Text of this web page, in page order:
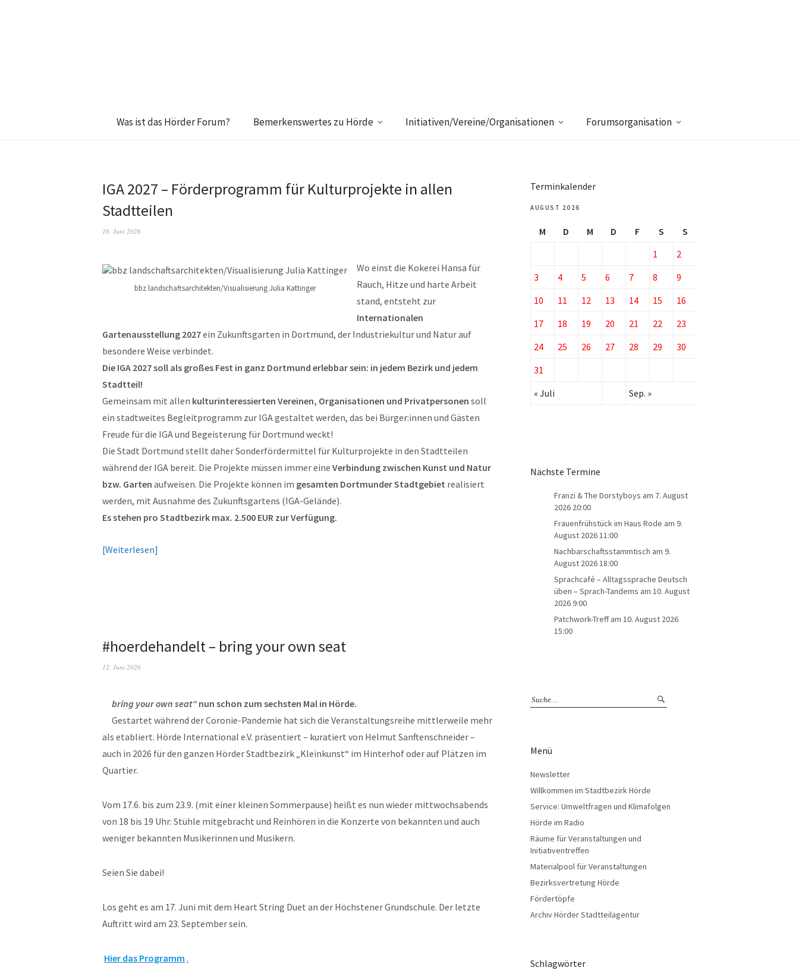
Was ist das Hörder Forum? Bemerkenswertes zu Hörde Initiativen/Vereine/Organisationen Forumsorganisation
IGA 2027 – Förderprogramm für Kulturprojekte in allen
Stadtteilen
16. Juni 2026
bbz landschaftsarchitekten/Visualisierung Julia Kattinger
Wo einst die Kokerei Hansa für
Rauch, Hitze und harte Arbeit
stand, entsteht zur
Internationalen
Gartenausstellung 2027ein Zukunftsgarten in Dortmund, der Industriekultur und Natur auf
besondere Weise verbindet.
Die IGA 2027 soll als großes Fest in ganz Dortmund erlebbar sein: in jedem Bezirk und jedem
Stadtteil!
Gemeinsam mit allen kulturinteressierten Vereinen, Organisationen und Privatpersonen soll
ein stadtweites Begleitprogramm zur IGA gestaltet werden, das bei Bürger:innen und Gästen
Freude für die IGA und Begeisterung für Dortmund weckt!
Die Stadt Dortmund stellt daher Sonderfördermittel für Kulturprojekte in den Stadtteilen
während der IGA bereit. Die Projekte müssen immer eine Verbindung zwischen Kunst und Natur
bzw. Garten aufweisen. Die Projekte können im gesamten Dortmunder Stadtgebiet realisiert
werden, mit Ausnahme des Zukunftsgartens (IGA-Gelände).
Es stehen pro Stadtbezirk max. 2.500 EUR zur Verfügung.
Weiterlesen
#hoerdehandelt – bring your own seat
12. Juni 2026
bring your own seat“nun schon zum sechsten Mal in Hörde.
Gestartet während der Coronie-Pandemie hat sich die Veranstaltungsreihe mittlerweile mehr
als etabliert. Hörde International e.V. präsentiert – kuratiert von Helmut Sanftenschneider –
auch in 2026 für den ganzen Hörder Stadtbezirk „Kleinkunst“ im Hinterhof oder auf Plätzen im
Quartier.
Vom 17.6. bis zum 23.9. (mit einer kleinen Sommerpause) heißt es nun wieder mittwochsabends
von 18 bis 19 Uhr: Stühle mitgebracht und Reinhören in die Konzerte von bekannten und auch
weniger bekannten Musikerinnen und Musikern.
Seien Sie dabei!
Los geht es am 17. Juni mit dem Heart String Duet an der Höchstener Grundschule. Der letzte
Auftritt wird am 23. September sein.
Hier das Programm .
Terminkalender
AUGUST 2026
M D M D F S
S
1
2
3
4 5 6 7 8
9
10
11 12 13 14 15
16
17
18 19 20 21 22
23
24
25 26 27 28 29
30
31
« Juli
Sep. »
Nächste Termine
Franzi & The Dorstyboys am 7. August
2026 20:00
Frauenfrühstück im Haus Rode am 9.
August 2026 11:00
Nachbarschaftsstammtisch am 9.
August 2026 18:00
Sprachcafé – Alltagssprache Deutsch
üben – Sprach-Tandems am 10. August
2026 9:00
Patchwork-Treffam 10. August 2026
15:00
Menü
Newsletter
Willkommen im Stadtbezirk Hörde
Service: Umweltfragen und Klimafolgen
Hörde im Radio
Räume für Veranstaltungen und
Initiativentreffen
Materialpool für Veranstaltungen
Bezirksvertretung Hörde
Fördertöpfe
Archiv Hörder Stadtteilagentur
Schlagwörter